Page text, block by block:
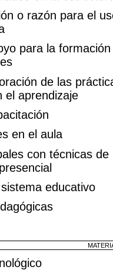
o razón para el
para la
de las
el aprendizaje
en el aula
con técnicas de
educativo